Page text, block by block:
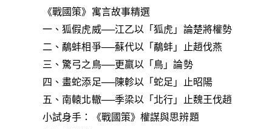
《戰國策》寓言故事精選
一、狐假虎威──江乙以「狐虎」論楚將權勢
二、鷸蚌相爭──蘇代以「鷸蚌」止趙伐燕
三、驚弓之鳥──更羸以「鳥」論勢
四、畫蛇添足──陳軫以「蛇足」止昭陽
五、南轅北轍──季梁以「北行」止魏王伐趙
小試身手：《戰國策》權謀與思辨題